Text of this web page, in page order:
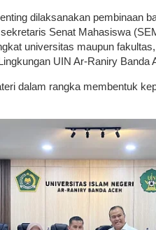
dilaksanakan pembinaan
Senat Mahasiswa
universitas maupun
UIN Ar-Raniry Banda
dalam rangka membentuk